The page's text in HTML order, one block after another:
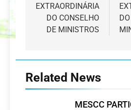
EXTRAORDINÁRIA
DO CONSELHO
DE MINISTROS
Related News
MESCC